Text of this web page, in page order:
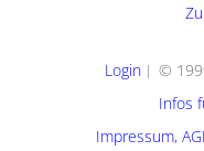
Login
©
Infos
Impressum,